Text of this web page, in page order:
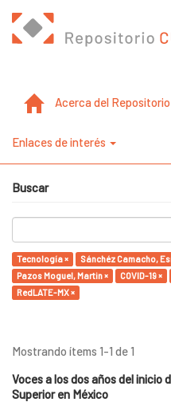
Acerca del Repositorio
Enlaces de interés
Buscar
Tecnología ×
Sánchéz Camacho,
Pazos Moguel, Martin ×
COVID-19 ×
RedLATE-MX ×
Mostrando ítems 1-1 de 1
Voces a los dos años del inicio
Superior en México